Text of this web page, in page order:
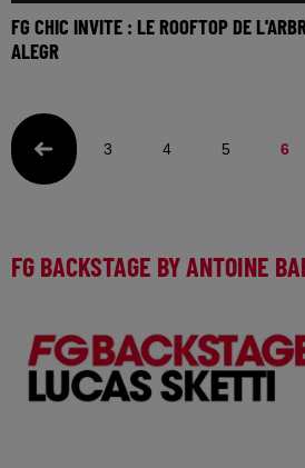
FG CHIC INVITE : LE ROOFTOP DE
ALEGR
3 4 5 6
FG BACKSTAGE BY ANTOINE